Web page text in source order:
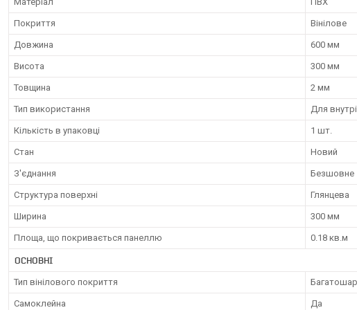
Покриття Вінілове
Довжина 600 мм
Висота 300 мм
Товщина 2 мм
Тип використання Для
Кількість в упаковці 1 шт.
Стан Новий
З'єднання Безшовне
Структура поверхні Глянцева
Ширина 300 мм
Площа, що покривається панеллю 0.18 кв.м
ОСНОВНІ
Тип вінілового покриття
Самоклейна Да